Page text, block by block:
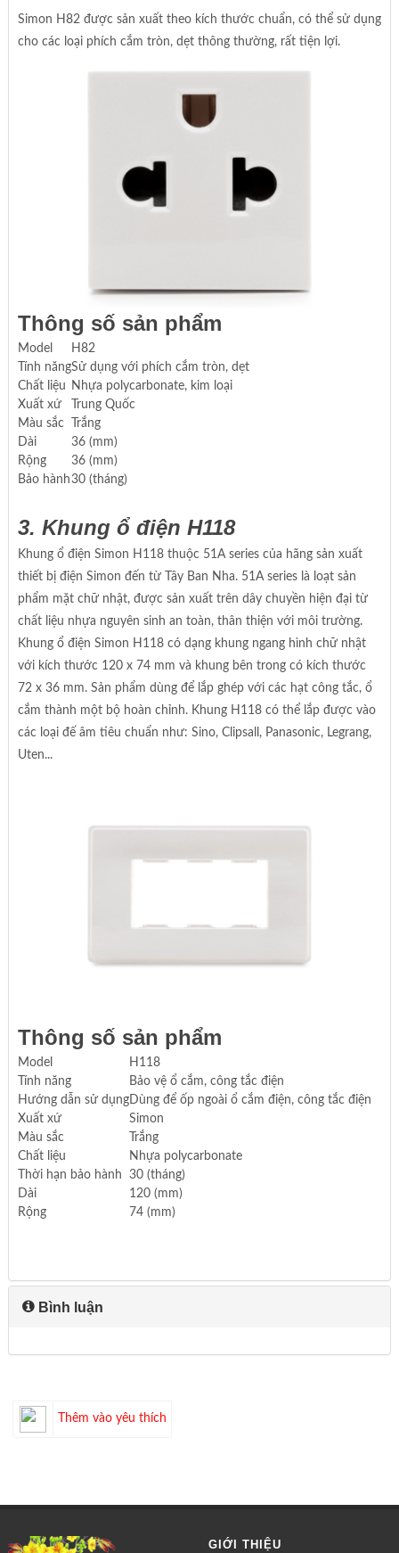
Simon H82 được sản xuất theo kích thước chuẩn, có thể sử dụng
cho các loại phích cắm tròn, dẹt thông thường, rất tiện lợi.
Thông số sản phẩm
Model
H82
Tính năngSử dụng với phích cắm tròn, dẹt
Chất liệu
Nhựa polycarbonate, kim loại
Xuất xứ
Trung Quốc
Màu sắc
Trắng
Dài
36 (mm)
Rộng
36 (mm)
Bảo hành30 (tháng)
3. Khung ổ điện H118
Khung ổ điện Simon H118 thuộc 51A series của hãng sản xuất
thiết bị điện Simon đến từ Tây Ban Nha. 51A series là loạt sản
phẩm mặt chữ nhật, được sản xuất trên dây chuyền hiện đại từ
chất liệu nhựa nguyên sinh an toàn, thân thiện với môi trường.
Khung ổ điện Simon H118 có dạng khung ngang hình chữ nhật
với kích thước 120 x 74 mm và khung bên trong có kích thước
72 x 36 mm. Sản phẩm dùng để lắp ghép với các hạt công tắc, ổ
cắm thành một bộ hoàn chỉnh. Khung H118 có thể lắp được vào
các loại đế âm tiêu chuẩn như: Sino, Clipsall, Panasonic, Legrang,
Uten...
Thông số sản phẩm
Model
H118
Tính năng
Bảo vệ ổ cắm, công tắc điện
Hướng dẫn sử dụngDùng để ốp ngoài ổ cắm điện, công tắc điện
Xuất xứ
Simon
Màu sắc
Trắng
Chất liệu
Nhựa polycarbonate
Thời hạn bảo hành
30 (tháng)
Dài
120 (mm)
Rộng
74 (mm)
Bình luận
Thêm vào yêu thích
GIỚI THIỆU